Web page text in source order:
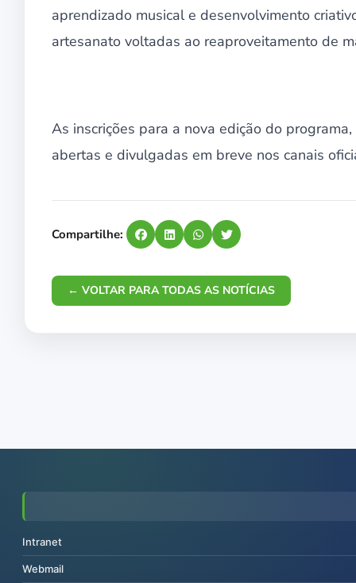
aprendizado musical e desenvolvimento
artesanato voltadas ao reaproveitamento de
As inscrições para a nova edição do
abertas e divulgadas em breve nos canais
Compartilhe:
← VOLTAR PARA TODAS AS NOTÍCIAS
Intranet
Webmail